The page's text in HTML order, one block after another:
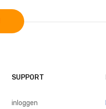
SUPPORT
inloggen